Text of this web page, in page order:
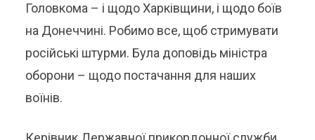
Головкома – і щодо Харківщини, і щодо боїв
на Донеччині. Робимо все, щоб стримувати
російські штурми. Була доповідь міністра
оборони – щодо постачання для наших
воїнів.